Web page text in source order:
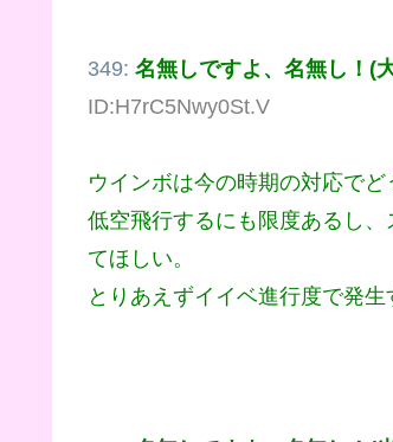
349: 名無しですよ、名無し！(
ID:H7rC5Nwy0St.V
ウインボは今の時期の対応で
低空飛行するにも限度あるし
てほしい。
とりあえずイイベ進行度で発